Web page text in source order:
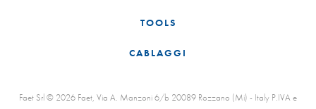
TOOLS
CABLAGGI
Faet Srl © 2026 Faet, Via A. Manzoni 6/b 20089 Rozzano (Mi) - Italy P.IVA e